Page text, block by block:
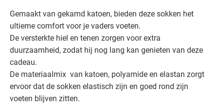
Gemaakt van gekamd katoen, bieden deze sokken het
ultieme comfort voor je vaders voeten.
De versterkte hiel en tenen zorgen voor extra
duurzaamheid, zodat hij nog lang kan genieten van deze
cadeau.
De materiaalmix van katoen, polyamide en elastan zorgt
ervoor dat de sokken elastisch zijn en goed rond zijn
voeten blijven zitten.